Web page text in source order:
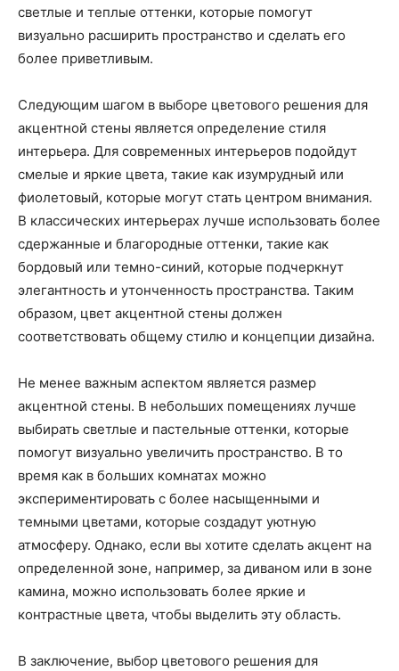
светлые и теплые оттенки, которые помогут
визуально расширить пространство и сделать его
более приветливым.
Следующим шагом в выборе цветового решения для
акцентной стены является определение стиля
интерьера. Для современных интерьеров подойдут
смелые и яркие цвета, такие как изумрудный или
фиолетовый, которые могут стать центром внимания.
В классических интерьерах лучше использовать более
сдержанные и благородные оттенки, такие как
бордовый или темно-синий, которые подчеркнут
элегантность и утонченность пространства. Таким
образом, цвет акцентной стены должен
соответствовать общему стилю и концепции дизайна.
Не менее важным аспектом является размер
акцентной стены. В небольших помещениях лучше
выбирать светлые и пастельные оттенки, которые
помогут визуально увеличить пространство. В то
время как в больших комнатах можно
экспериментировать с более насыщенными и
темными цветами, которые создадут уютную
атмосферу. Однако, если вы хотите сделать акцент на
определенной зоне, например, за диваном или в зоне
камина, можно использовать более яркие и
контрастные цвета, чтобы выделить эту область.
В заключение, выбор цветового решения для